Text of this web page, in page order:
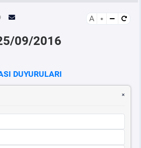
A
09/2016
DUYURULARI